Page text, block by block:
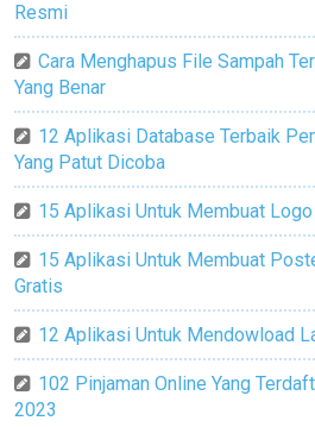
Resmi
Cara Menghapus File Sampah
Yang Benar
12 Aplikasi Database Terbaik
Yang Patut Dicoba
15 Aplikasi Untuk Membuat
15 Aplikasi Untuk Membuat
Gratis
12 Aplikasi Untuk Mendowload
102 Pinjaman Online Yang
2023